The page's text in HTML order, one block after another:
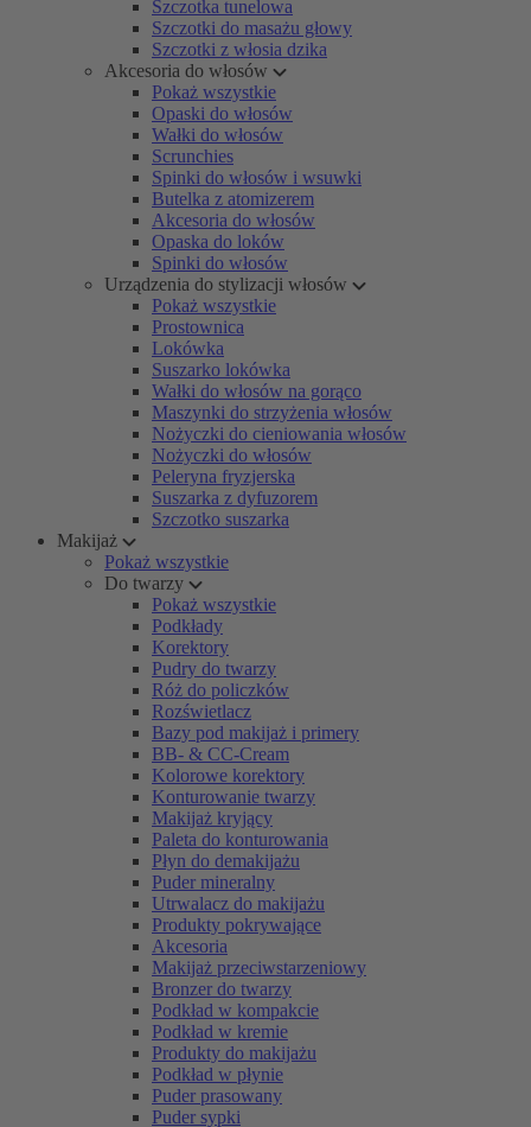
Szczotka tunelowa
Szczotki do masażu głowy
Szczotki z włosia dzika
Akcesoria do włosów
Pokaż wszystkie
Opaski do włosów
Wałki do włosów
Scrunchies
Spinki do włosów i wsuwki
Butelka z atomizerem
Akcesoria do włosów
Opaska do loków
Spinki do włosów
Urządzenia do stylizacji włosów
Pokaż wszystkie
Prostownica
Lokówka
Suszarko lokówka
Wałki do włosów na gorąco
Maszynki do strzyżenia włosów
Nożyczki do cieniowania włosów
Nożyczki do włosów
Peleryna fryzjerska
Suszarka z dyfuzorem
Szczotko suszarka
Makijaż
Pokaż wszystkie
Do twarzy
Pokaż wszystkie
Podkłady
Korektory
Pudry do twarzy
Róż do policzków
Rozświetlacz
Bazy pod makijaż i primery
BB- & CC-Cream
Kolorowe korektory
Konturowanie twarzy
Makijaż kryjący
Paleta do konturowania
Płyn do demakijażu
Puder mineralny
Utrwalacz do makijażu
Produkty pokrywające
Akcesoria
Makijaż przeciwstarzeniowy
Bronzer do twarzy
Podkład w kompakcie
Podkład w kremie
Produkty do makijażu
Podkład w płynie
Puder prasowany
Puder sypki